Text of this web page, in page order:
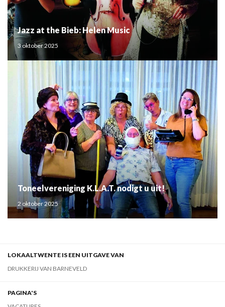
Jazz at the Bieb: Helen Music
3 oktober 2025
Toneelvereniging K.L.A.T. nodigt u uit!
2 oktober 2025
LOKAALTWENTE IS EEN UITGAVE VAN
DRUKKERIJ VAN BARNEVELD
PAGINA'S